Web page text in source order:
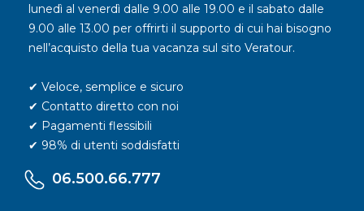
lunedì al venerdì dalle 9.00 alle 19.00 e il sabato dalle
9.00 alle 13.00 per offrirti il supporto di cui hai bisogno
nell’acquisto della tua vacanza sul sito Veratour.
✔ Veloce, semplice e sicuro
✔ Contatto diretto con noi
✔ Pagamenti flessibili
✔ 98% di utenti soddisfatti
06.500.66.777